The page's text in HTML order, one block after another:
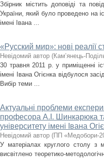
Збірник містить доповіді та
України, який було проведено на
імені Івана ...
«Русский мир»: нові реалії
Невідомий автор (Кам’янець-
30 травня 2011 р. у приміщенні
імені Івана Огієнка відбулося
Вибір теми ...
Актуальні проблеми
професора А.І. Шинкарюка
університету імені Івана
Невідомий автор (ПП «Медобори-
У матеріалах круглого столу з
висвітлено теоретико-